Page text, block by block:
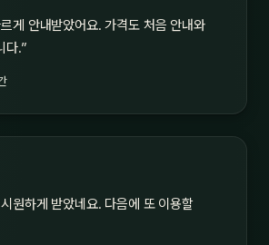
게 안내받았어요. 가격도 처음 안내와
다.”
원하게 받았네요. 다음에 또 이용할